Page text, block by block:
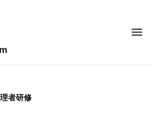
メ
者研修